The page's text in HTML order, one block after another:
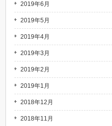
2019年6月
2019年5月
2019年4月
2019年3月
2019年2月
2019年1月
2018年12月
2018年11月